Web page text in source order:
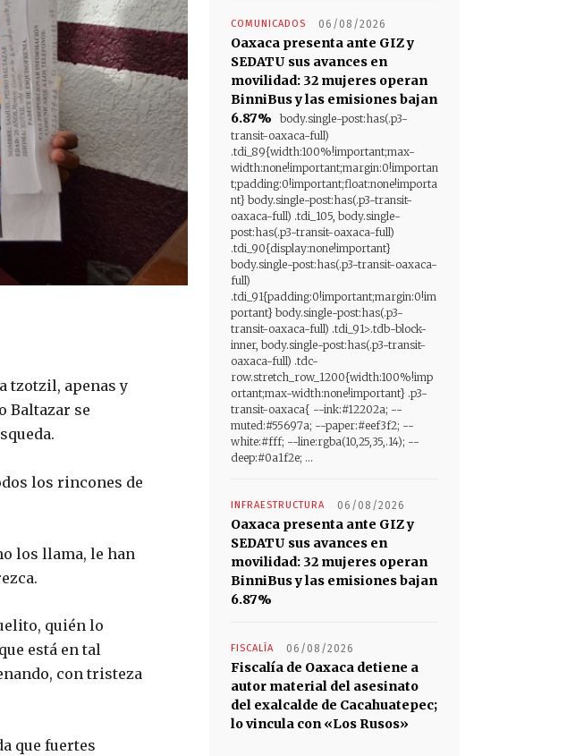
tzotzil, apenas y
Baltazar se
los rincones de
los llama, le han
quién lo
está en tal
con tristeza
que fuertes
COMUNICADOS 06/08/2026
Oaxaca presenta ante GIZ y
SEDATU sus avances en
movilidad: 32 mujeres operan
BinniBus y las emisiones bajan
6.87%
body.single-post:has(.p3-
transit-oaxaca-full)
.tdi_89{width:100%!important;max-
width:none!important;margin:0!importan
t;padding:0!important;float:none!importa
nt} body.single-post:has(.p3-transit-
oaxaca-full) .tdi_105, body.single-
post:has(.p3-transit-oaxaca-full)
.tdi_90{display:none!important}
body.single-post:has(.p3-transit-oaxaca-
full)
.tdi_91{padding:0!important;margin:0!im
portant} body.single-post:has(.p3-
transit-oaxaca-full) .tdi_91>.tdb-block-
inner, body.single-post:has(.p3-transit-
oaxaca-full) .tdc-
row.stretch_row_1200{width:100%!imp
ortant;max-width:none!important} .p3-
transit-oaxaca{ --ink:#12202a; --
muted:#55697a; --paper:#eef3f2; --
white:#fff; --line:rgba(10,25,35,.14); --
deep:#0a1f2e; ...
INFRAESTRUCTURA 06/08/2026
Oaxaca presenta ante GIZ y
SEDATU sus avances en
movilidad: 32 mujeres operan
BinniBus y las emisiones bajan
6.87%
FISCALÍA 06/08/2026
Fiscalía de Oaxaca detiene a
autor material del asesinato
del exalcalde de Cacahuatepec;
lo vincula con «Los Rusos»